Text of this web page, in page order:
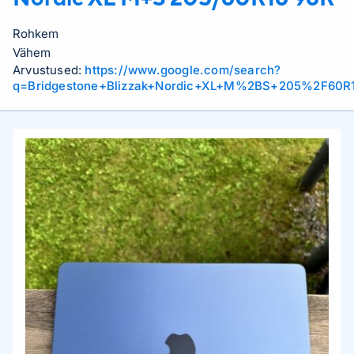
Rohkem
Vähem
Arvustused: https://www.google.com/search?